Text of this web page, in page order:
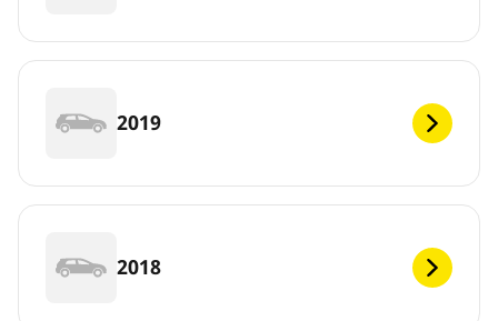
2019
2018